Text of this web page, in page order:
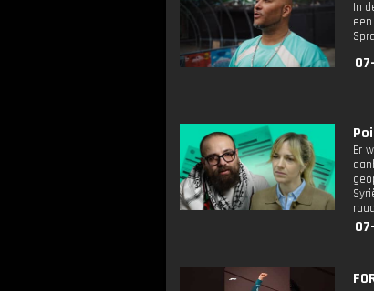
In
Er